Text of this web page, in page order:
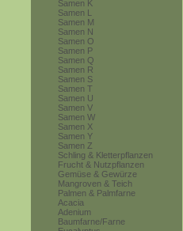
Samen K
Samen L
Samen M
Samen N
Samen O
Samen P
Samen Q
Samen R
Samen S
Samen T
Samen U
Samen V
Samen W
Samen X
Samen Y
Samen Z
Schling & Kletterpflanzen
Frucht & Nutzpflanzen
Gemüse & Gewürze
Mangroven & Teich
Palmen & Palmfarne
Acacia
Adenium
Baumfarne/Farne